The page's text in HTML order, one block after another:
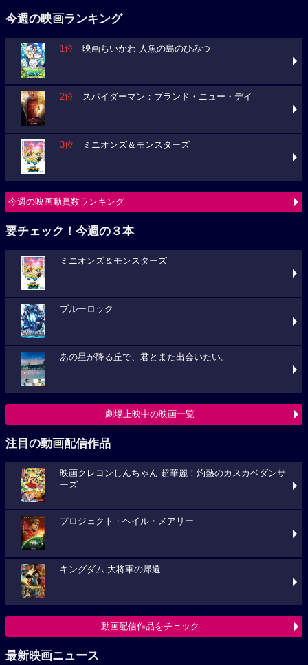
今週の映画ランキング
1位 映画ちいかわ 人魚の島のひみつ
2位 スパイダーマン：ブランド・ニュー・デイ
3位 ミニオンズ＆モンスターズ
今週の映画動員数ランキング
要チェック！今週の３本
ミニオンズ＆モンスターズ
ブルーロック
あの星が降る丘で、君とまた出会いたい。
劇場上映中の映画一覧
注目の動画配信作品
映画クレヨンしんちゃん 超華麗！灼熱のカスカベダンサ
ーズ
プロジェクト・ヘイル・メアリー
キングダム 大将軍の帰還
動画配信作品をチェック
最新映画ニュース